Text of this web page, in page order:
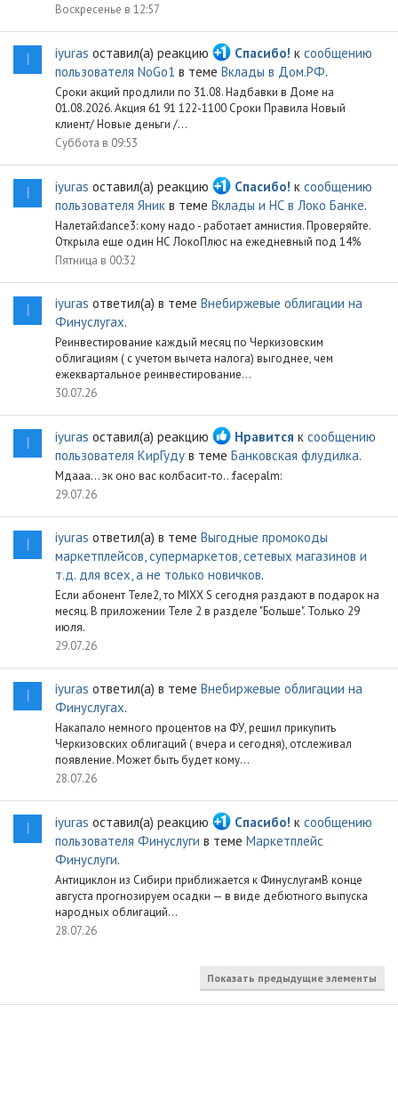
Воскресенье в 12:57
I iyuras оставил(а) реакцию Спасибо! к сообщению
пользователя NoGo1 в теме Вклады в Дом.РФ.
Сроки акций продлили по 31.08. Надбавки в Доме на
01.08.2026. Акция 61 91 122-1100 Сроки Правила Новый
клиент/ Новые деньги /...
Суббота в 09:53
I iyuras оставил(а) реакцию Спасибо! к сообщению
пользователя Яник в теме Вклады и НС в Локо Банке.
Налетай:dance3: кому надо - работает амнистия. Проверяйте.
Открыла еще один НС ЛокоПлюс на ежедневный под 14%
Пятница в 00:32
I iyuras ответил(а) в теме Внебиржевые облигации на
Финуслугах.
Реинвестирование каждый месяц по Черкизовским
облигациям ( с учетом вычета налога) выгоднее, чем
ежеквартальное реинвестирование...
30.07.26
I iyuras оставил(а) реакцию Нравится к сообщению
пользователя КирГуду в теме Банковская флудилка.
Мдааа... эк оно вас колбасит-то.. :facepalm:
29.07.26
I iyuras ответил(а) в теме Выгодные промокоды
маркетплейсов, супермаркетов, сетевых магазинов и
т.д. для всех, а не только новичков.
Если абонент Теле2, то MIXX S сегодня раздают в подарок на
месяц. В приложении Теле 2 в разделе "Больше". Только 29
июля.
29.07.26
I iyuras ответил(а) в теме Внебиржевые облигации на
Финуслугах.
Накапало немного процентов на ФУ, решил прикупить
Черкизовских облигаций ( вчера и сегодня), отслеживал
появление. Может быть будет кому...
28.07.26
I iyuras оставил(а) реакцию Спасибо! к сообщению
пользователя Финуслуги в теме Маркетплейс
Финуслуги.
Антициклон из Сибири приближается к ФинуслугамВ конце
августа прогнозируем осадки — в виде дебютного выпуска
народных облигаций...
28.07.26
Показать предыдущие элементы